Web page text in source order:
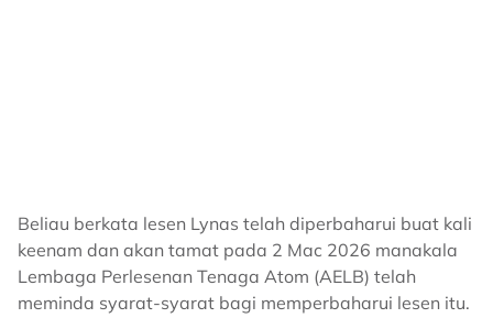
Beliau berkata lesen Lynas telah diperbaharui buat kali
keenam dan akan tamat pada 2 Mac 2026 manakala
Lembaga Perlesenan Tenaga Atom (AELB) telah
meminda syarat-syarat bagi memperbaharui lesen itu.